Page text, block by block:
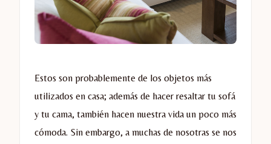
Estos son probablemente de los objetos más
utilizados en casa; además de hacer resaltar tu sofá
y tu cama, también hacen nuestra vida un poco más
cómoda. Sin embargo, a muchas de nosotras se nos